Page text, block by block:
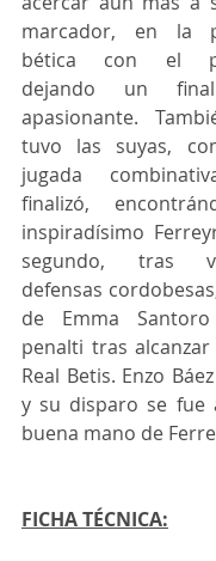
marcador, en la
bética con el
dejando un
apasionante.
tuvo las suyas,
jugada
finalizó,
inspiradísimo
segundo, tras
defensas
de Emma
penalti tras
Real Betis. Enzo
y su disparo se fue
buena mano de
FICHA TÉCNICA: